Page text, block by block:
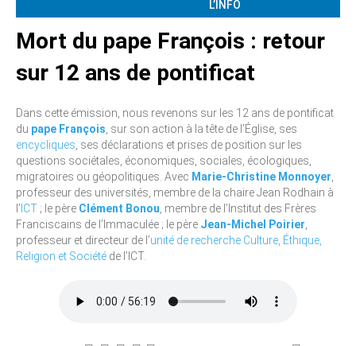
L’INFO
Mort du pape François : retour
sur 12 ans de pontificat
Dans cette émission, nous revenons sur les 12 ans de pontificat
du pape François , sur son action à la tête de l’Église, ses
encycliques , ses déclarations et prises de position sur les
questions sociétales, économiques, sociales, écologiques,
migratoires ou géopolitiques. Avec Marie-Christine Monnoyer
professeur des universités, membre de la chaire Jean Rodhain à
l’ ICT ; le père Clément Bonou , membre de l’Institut des Frères
Franciscains de l’Immaculée ; le père Jean-Michel Poirier
professeur et directeur de l’unité de recherche Culture, Éthique,
Religion et Société de l’ICT.